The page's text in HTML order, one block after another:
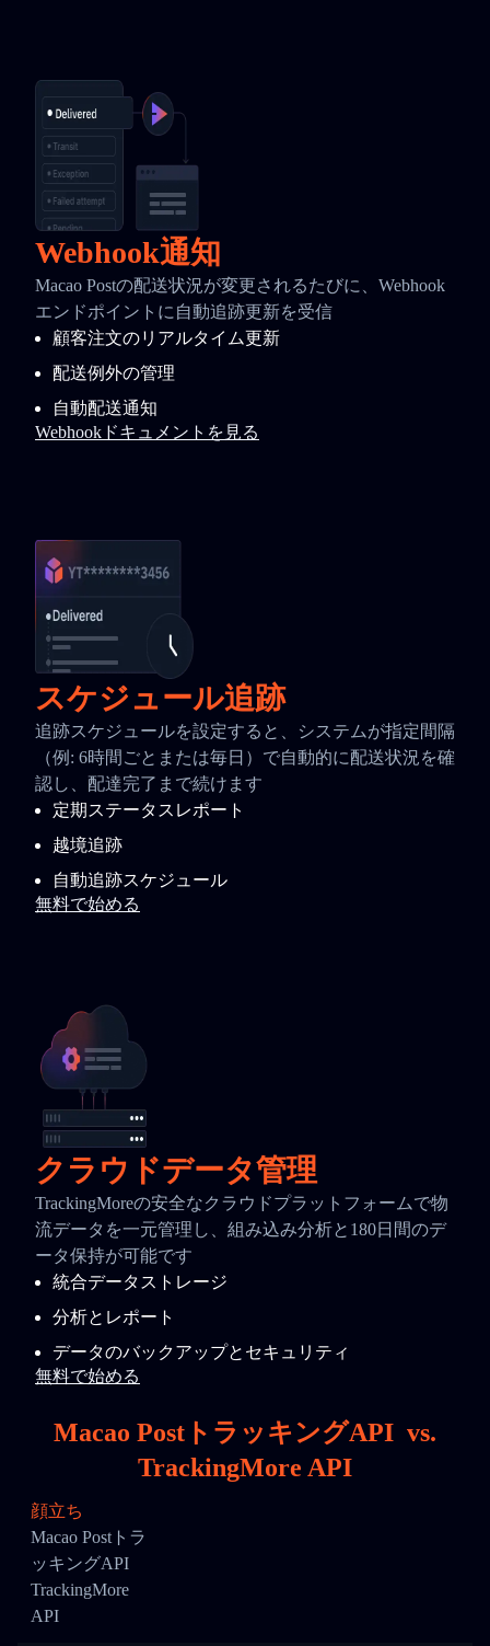
Webhook通知
Macao Postの配送状況が変更されるたびに、Webhook
エンドポイントに自動追跡更新を受信
顧客注文のリアルタイム更新
配送例外の管理
自動配送通知
Webhookドキュメントを見る
スケジュール追跡
追跡スケジュールを設定すると、システムが指定間隔
（例: 6時間ごとまたは毎日）で自動的に配送状況を確
認し、配達完了まで続けます
定期ステータスレポート
越境追跡
自動追跡スケジュール
無料で始める
クラウドデータ管理
TrackingMoreの安全なクラウドプラットフォームで物
流データを一元管理し、組み込み分析と180日間のデ
ータ保持が可能です
統合データストレージ
分析とレポート
データのバックアップとセキュリティ
無料で始める
Macao PostトラッキングAPI vs.
TrackingMore API
顔立ち
Macao Postトラ
ッキングAPI
TrackingMore
API